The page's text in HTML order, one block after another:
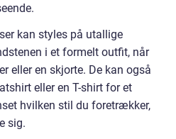
kan styles på utallige
i et formelt outfit, når
eller en skjorte. De kan også
eller en T-shirt for et
hvilken stil du foretrækker,
sig.